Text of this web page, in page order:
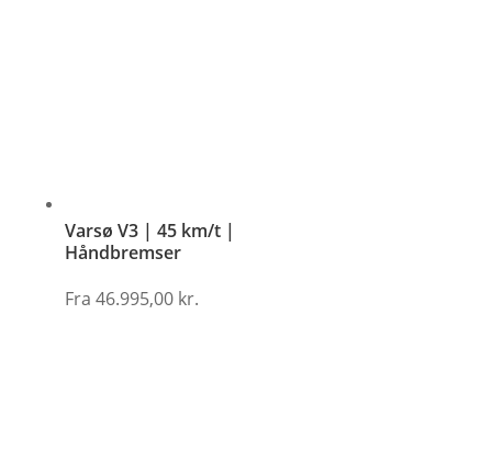
Varsø V3 | 45 km/t |
Håndbremser
Fra 46.995,00 kr.